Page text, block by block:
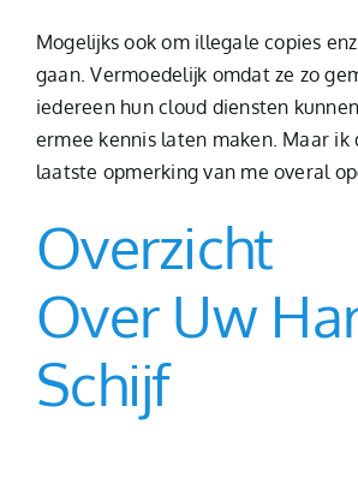
Mogelijks ook om illegale copies
gaan. Vermoedelijk omdat ze zo
iedereen hun cloud diensten
ermee kennis laten maken. Maar ik
laatste opmerking van me overal
Overzicht
Over Uw
Schijf